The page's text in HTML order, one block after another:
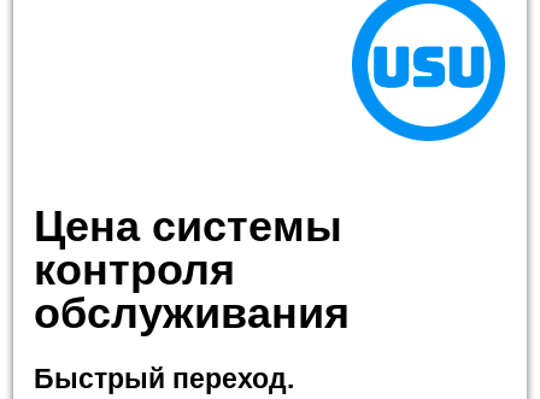
Цена системы
контроля
обслуживания
Быстрый переход.